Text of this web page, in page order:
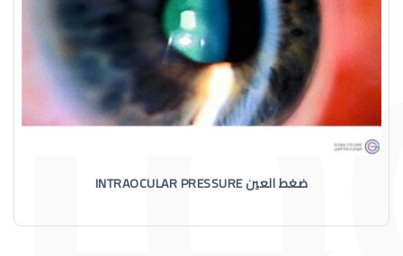
ضغط العين INTRAOCULAR PRESSURE